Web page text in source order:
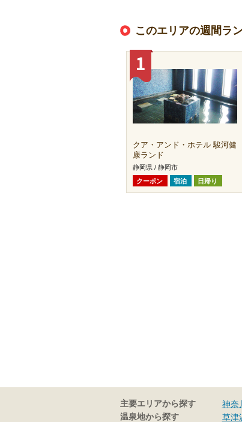
このエリアの週間ラ
クア・アンド・ホテル 駿河健
康ランド
静岡県 / 静岡市
クーポン
宿泊 日帰り
主要エリアから探す 神奈
温泉地から探す 草津